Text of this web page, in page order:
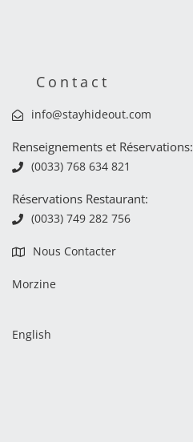
Contact
info@stayhideout.com
Renseignements et Réservations:
(0033) 768 634 821
Réservations Restaurant:
(0033) 749 282 756
Nous Contacter
Morzine
English